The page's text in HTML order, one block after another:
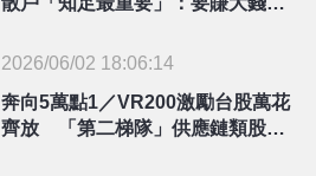
2026/06/02 18:06:14
奔向5萬點1／VR200激勵台股萬花
齊放 「第二梯隊」供應鏈類股成